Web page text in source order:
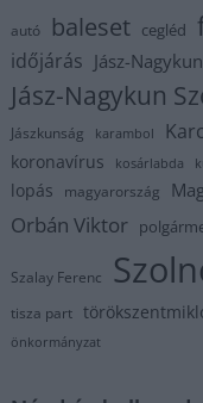
autó baleset cegléd
időjárás Jász-
Jász-Nagykun
Jászkunság karambol
koronavírus kosárlabda
lopás magyarország
Orbán Viktor
Szalay Ferenc
tisza part
önkormányzat